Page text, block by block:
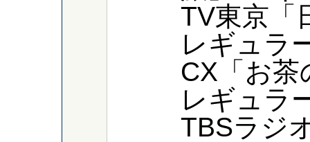
TV東京「
レギュラ
CX「お茶
レギュラ
TBSラジ